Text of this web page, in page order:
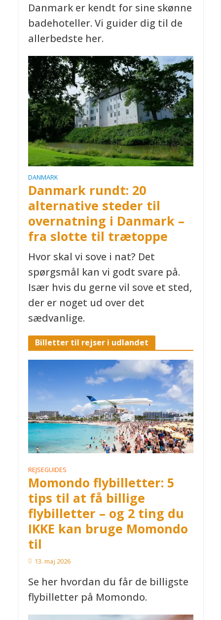
Danmark er kendt for sine skønne
badehoteller. Vi guider dig til de
allerbedste her.
DANMARK
Danmark rundt: 20
alternative steder til
overnatning i Danmark –
fra slotte til trætoppe
Hvor skal vi sove i nat? Det
spørgsmål kan vi godt svare på.
Især hvis du gerne vil sove et sted,
der er noget ud over det
sædvanlige.
Billetter til rejser i udlandet
REJSEGUIDES
Momondo flybilletter: 5
tips til at få billige
flybilletter – og 2 ting du
IKKE kan bruge Momondo
til
13. maj 2026
Se her hvordan du får de billigste
flybilletter på Momondo.